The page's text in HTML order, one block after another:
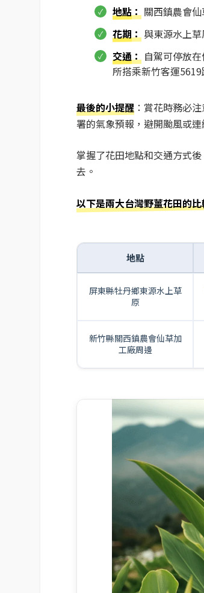
地點： 關西鎮農會
花期： 與東源水上草
交通： 自駕可停放
所搭乘新竹客運
最後的小提醒 ：賞花時務必
署的氣象預報，避開颱風或
掌握了花田地點和交通方式
去。
以下是兩大台灣野薑花田的
地點
屏東縣牡丹鄉東源水上草
原
新竹縣關西鎮農會仙草加
工廠周邊